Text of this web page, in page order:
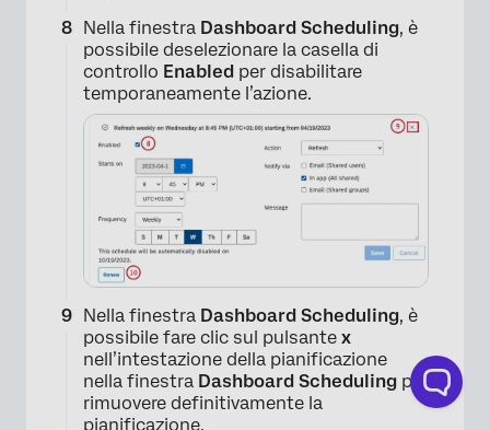
Nella finestra Dashboard Scheduling, è
possibile deselezionare la casella di
controllo Enabled per disabilitare
temporaneamente l’azione.
Nella finestra Dashboard Scheduling, è
possibile fare clic sul pulsante x
nell’intestazione della pianificazione
nella finestra Dashboard Scheduling per
rimuovere definitivamente la
pianificazione.